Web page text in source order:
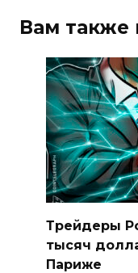
Вам также
Трейдеры
тысяч
Париже